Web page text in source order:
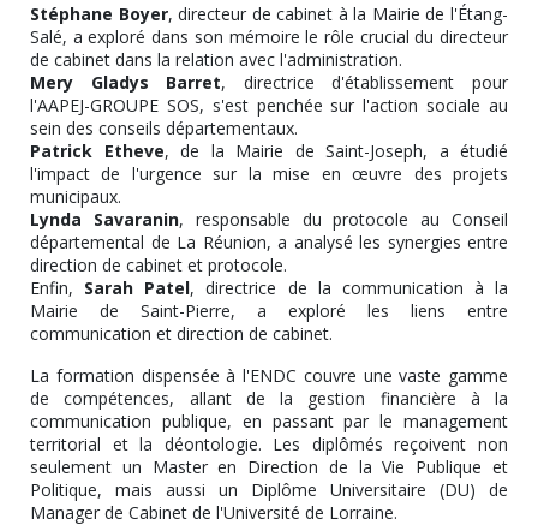
Stéphane Boyer, directeur de cabinet à la Mairie de l'Étang-
Salé, a exploré dans son mémoire le rôle crucial du directeur
de cabinet dans la relation avec l'administration.
Mery Gladys Barret, directrice d'établissement pour
l'AAPEJ-GROUPE SOS, s'est penchée sur l'action sociale au
sein des conseils départementaux.
Patrick Etheve, de la Mairie de Saint-Joseph, a étudié
l'impact de l'urgence sur la mise en œuvre des projets
municipaux.
Lynda Savaranin, responsable du protocole au Conseil
départemental de La Réunion, a analysé les synergies entre
direction de cabinet et protocole.
Enfin, Sarah Patel, directrice de la communication à la
Mairie de Saint-Pierre, a exploré les liens entre
communication et direction de cabinet.
La formation dispensée à l'ENDC couvre une vaste gamme
de compétences, allant de la gestion financière à la
communication publique, en passant par le management
territorial et la déontologie. Les diplômés reçoivent non
seulement un Master en Direction de la Vie Publique et
Politique, mais aussi un Diplôme Universitaire (DU) de
Manager de Cabinet de l'Université de Lorraine.